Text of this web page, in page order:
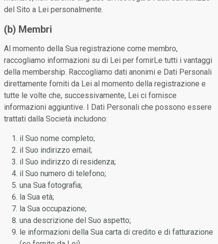
del Sito a Lei personalmente.
(b) Membri
Al momento della Sua registrazione come membro,
raccogliamo informazioni su di Lei per fornirLe tutti i vantaggi
della membership. Raccogliamo dati anonimi e Dati Personali
direttamente forniti da Lei al momento della registrazione e
tutte le volte che, successivamente, Lei ci fornisce
informazioni aggiuntive. I Dati Personali che possono essere
trattati dalla Società includono:
il Suo nome completo;
il Suo indirizzo email;
il Suo indirizzo di residenza;
il Suo numero di telefono;
una Sua fotografia;
la Sua età;
la Sua occupazione;
una descrizione del Suo aspetto;
le informazioni della Sua carta di credito e di fatturazione